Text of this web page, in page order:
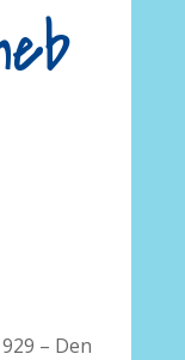
– Den